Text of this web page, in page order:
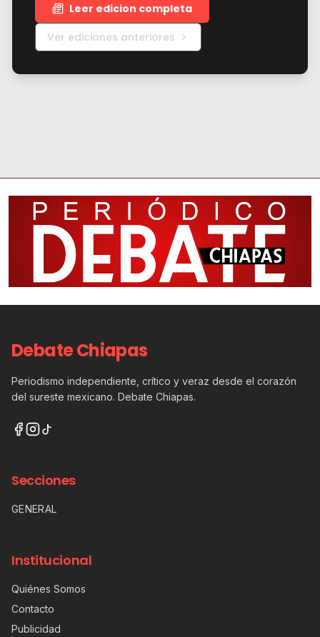
Leer edicion completa
Ver ediciones anteriores
Debate Chiapas
Periodismo independiente, crítico y veraz desde el corazón
del sureste mexicano. Debate Chiapas.
Secciones
GENERAL
Institucional
Quiénes Somos
Contacto
Publicidad